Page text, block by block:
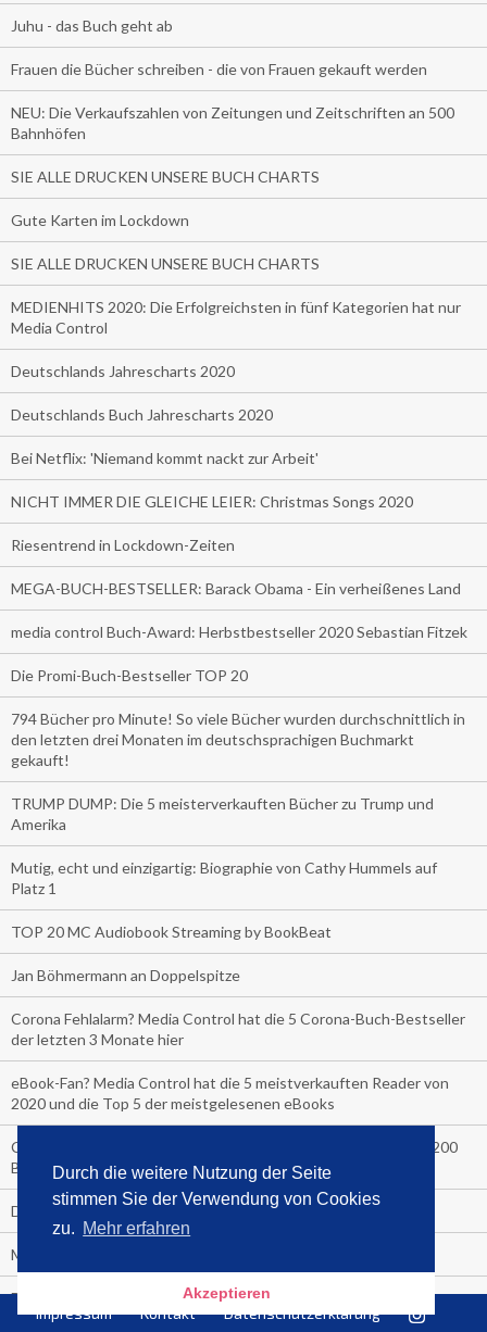
Durch die weitere Nutzung der Seite
stimmen Sie der Verwendung von Cookies
zu. Mehr erfahren
Akzeptieren
Juhu - das Buch geht ab
Frauen die Bücher schreiben - die von Frauen gekauft werden
NEU: Die Verkaufszahlen von Zeitungen und Zeitschriften an 500
Bahnhöfen
SIE ALLE DRUCKEN UNSERE BUCH CHARTS
Gute Karten im Lockdown
SIE ALLE DRUCKEN UNSERE BUCH CHARTS
MEDIENHITS 2020: Die Erfolgreichsten in fünf Kategorien hat nur
Media Control
Deutschlands Jahrescharts 2020
Deutschlands Buch Jahrescharts 2020
Bei Netflix: 'Niemand kommt nackt zur Arbeit'
NICHT IMMER DIE GLEICHE LEIER: Christmas Songs 2020
Riesentrend in Lockdown-Zeiten
MEGA-BUCH-BESTSELLER: Barack Obama - Ein verheißenes Land
media control Buch-Award: Herbstbestseller 2020 Sebastian Fitzek
Die Promi-Buch-Bestseller TOP 20
794 Bücher pro Minute! So viele Bücher wurden durchschnittlich in
den letzten drei Monaten im deutschsprachigen Buchmarkt
gekauft!
TRUMP DUMP: Die 5 meisterverkauften Bücher zu Trump und
Amerika
Mutig, echt und einzigartig: Biographie von Cathy Hummels auf
Platz 1
TOP 20 MC Audiobook Streaming by BookBeat
Jan Böhmermann an Doppelspitze
Corona Fehlalarm? Media Control hat die 5 Corona-Buch-Bestseller
der letzten 3 Monate hier
eBook-Fan? Media Control hat die 5 meistverkauften Reader von
2020 und die Top 5 der meistgelesenen eBooks
COVER-CHECK: Die Top Ten Verkäufe letzte Woche an über 200
Bahnhofskiosken
Der Media Control Sommer-Bestseller 2020
Media Control präsentiert den Sommerhit 2020
Die Bitch macht sich nackig aus Freude über die Nummer 1
Impressum Kontakt Datenschutzerklärung